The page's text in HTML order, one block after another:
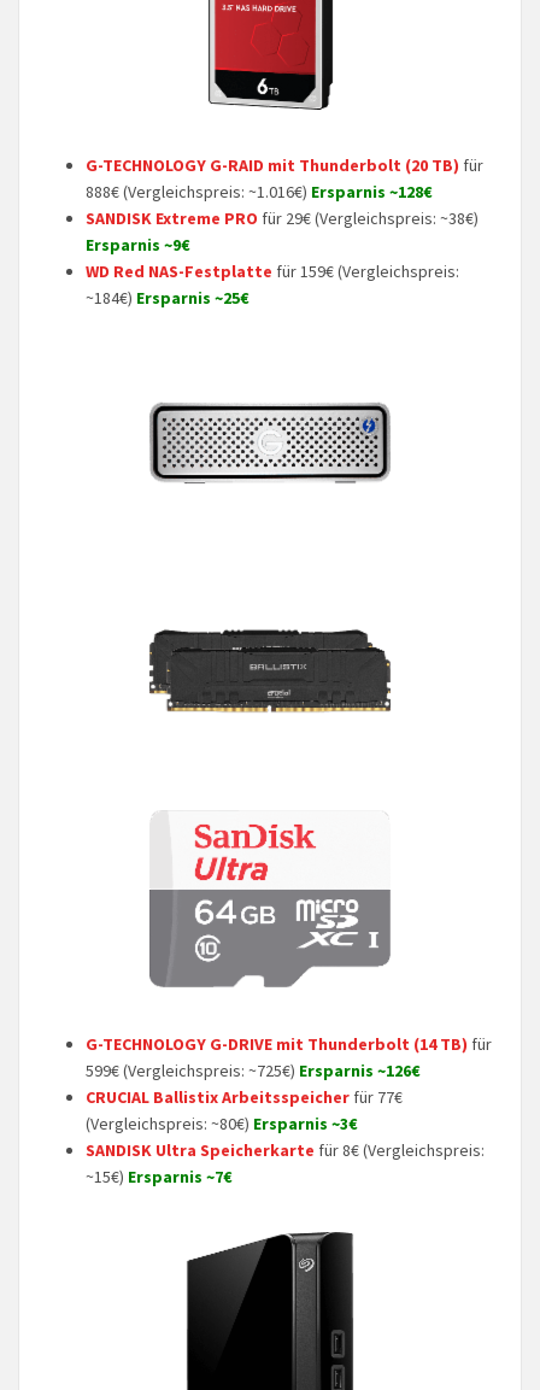
G-TECHNOLOGY G-RAID mit Thunderbolt (20 TB) für
888€ (Vergleichspreis: ~1.016€) Ersparnis ~128€
SANDISK Extreme PRO für 29€ (Vergleichspreis: ~38€)
Ersparnis ~9€
WD Red NAS-Festplatte für 159€ (Vergleichspreis:
~184€) Ersparnis ~25€
G-TECHNOLOGY G-DRIVE mit Thunderbolt (14 TB) für
599€ (Vergleichspreis: ~725€) Ersparnis ~126€
CRUCIAL Ballistix Arbeitsspeicher für 77€
(Vergleichspreis: ~80€) Ersparnis ~3€
SANDISK Ultra Speicherkarte für 8€ (Vergleichspreis:
~15€) Ersparnis ~7€